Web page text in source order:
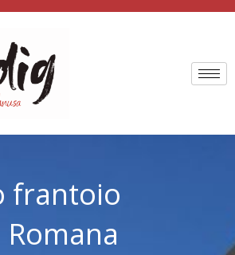
frantoio